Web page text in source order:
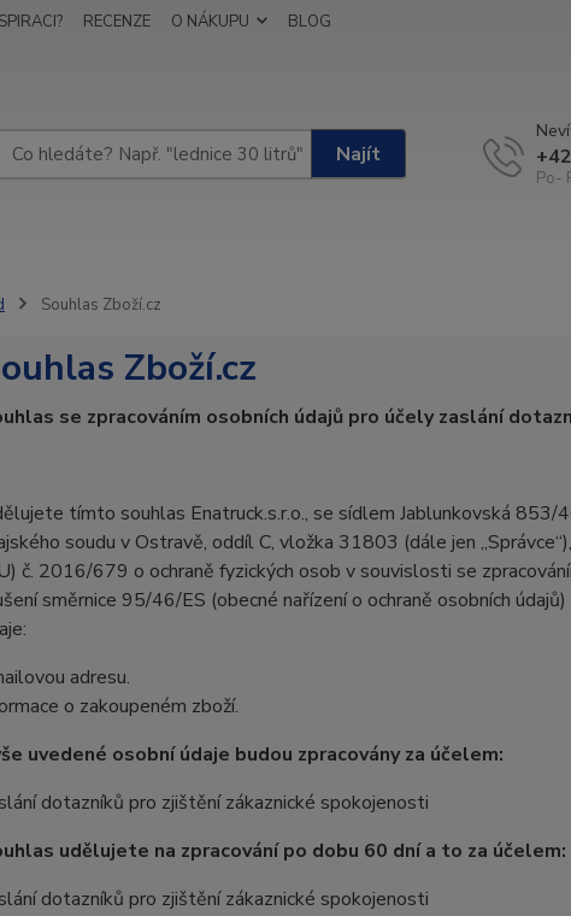
RECENZE O NÁKUPU BLOG
Najít
Po-
Souhlas Zboží.cz
Zboží.cz
se zpracováním osobních údajů pro účely zaslání
tímto souhlas Enatruck.s.r.o., se sídlem Jablunkovská
soudu v Ostravě, oddíl C, vložka 31803 (dále jen
č. 2016/679 o ochraně fyzických osob v souvislosti se
směrnice 95/46/ES (obecné nařízení o ochraně osobních
adresu.
o zakoupeném zboží.
uvedené osobní údaje budou zpracovány za účelem:
dotazníků pro zjištění zákaznické spokojenosti
udělujete na zpracování po dobu 60 dní a to za účelem:
dotazníků pro zjištění zákaznické spokojenosti